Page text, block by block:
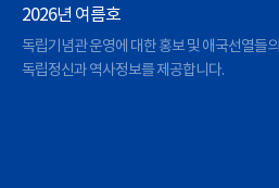
2026년 여름호
독립기념관 운영에 대한 홍보 및 애국선열들의
독립정신과 역사정보를 제공합니다.